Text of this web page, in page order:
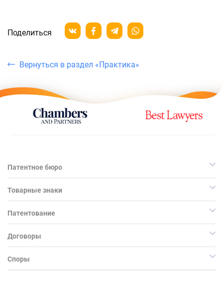
Поделиться
Вернуться в раздел «Практика»
Патентное бюро
Товарные знаки
Патентование
Договоры
Споры